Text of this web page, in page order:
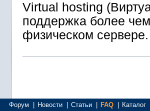
Virtual hosting
поддержка более
физическом сервере.
Форум Новости Статьи FAQ Каталог